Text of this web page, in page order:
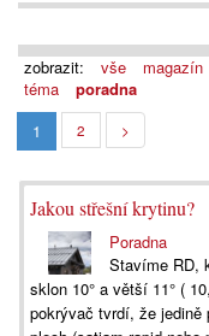
zobrazit: vše magazín
téma
poradna
1
2 >
Jakou střešní krytinu?
Poradna
Stavíme RD,
sklon 10° a větší 11° (
pokrývač tvrdí, že jedině